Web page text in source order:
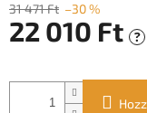
31 471 Ft –30 %
22 010 Ft ?